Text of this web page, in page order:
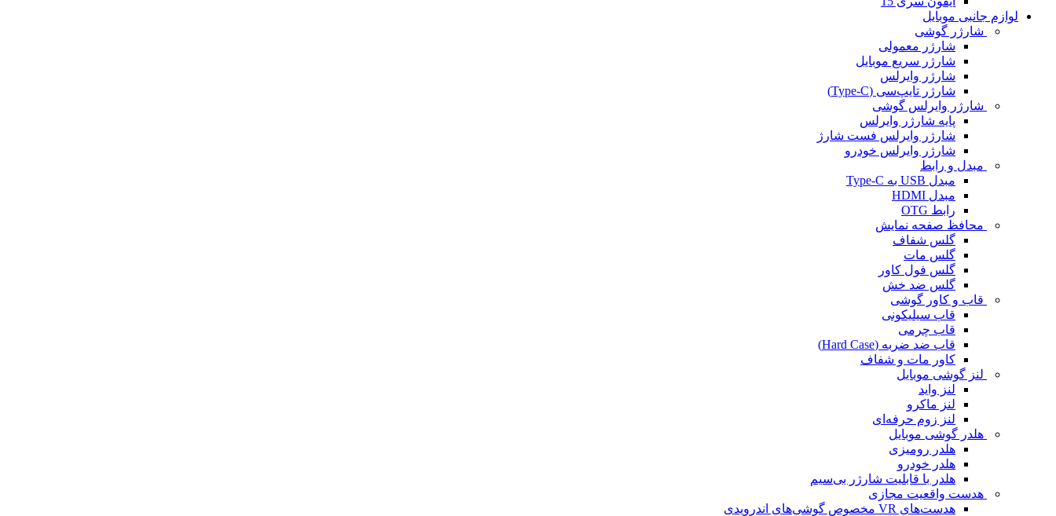
لوازم جانبی موبایل
شارژر گوشی
شارژر معمولی
شارژر سریع موبایل
شارژر وایرلس
شارژر تایپ‌سی (Type-C)
شارژر وایرلس گوشی
پایه شارژر وایرلس
شارژر وایرلس فست شارژ
شارژر وایرلس خودرو
مبدل و رابط
مبدل USB به Type-C
مبدل HDMI
رابط OTG
محافظ صفحه نمایش
گلس شفاف
گلس مات
گلس فول کاور
گلس ضد خش
قاب و کاور گوشی
قاب سیلیکونی
قاب چرمی
قاب ضد ضربه (Hard Case)
کاور مات و شفاف
لنز گوشی موبایل
لنز واید
لنز ماکرو
لنز زوم حرفه‌ای
هلدر گوشی موبایل
هلدر رومیزی
هلدر خودرو
هلدر با قابلیت شارژر بی‌سیم
هدست واقعیت مجازی
هدست‌های VR مخصوص گوشی‌های اندرویدی